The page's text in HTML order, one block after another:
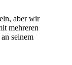
aber wir
mehreren
seinem